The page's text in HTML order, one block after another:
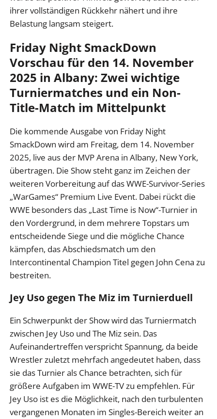
ihrer vollständigen Rückkehr nähert und ihre
Belastung langsam steigert.
Friday Night SmackDown
Vorschau für den 14. November
2025 in Albany: Zwei wichtige
Turniermatches und ein Non-
Title-Match im Mittelpunkt
Die kommende Ausgabe von Friday Night
SmackDown wird am Freitag, dem 14. November
2025, live aus der MVP Arena in Albany, New York,
übertragen. Die Show steht ganz im Zeichen der
weiteren Vorbereitung auf das WWE-Survivor-Series
„WarGames“ Premium Live Event. Dabei rückt die
WWE besonders das „Last Time is Now“-Turnier in
den Vordergrund, in dem mehrere Topstars um
entscheidende Siege und die mögliche Chance
kämpfen, das Abschiedsmatch um den
Intercontinental Champion Titel gegen John Cena zu
bestreiten.
Jey Uso gegen The Miz im Turnierduell
Ein Schwerpunkt der Show wird das Turniermatch
zwischen Jey Uso und The Miz sein. Das
Aufeinandertreffen verspricht Spannung, da beide
Wrestler zuletzt mehrfach angedeutet haben, dass
sie das Turnier als Chance betrachten, sich für
größere Aufgaben im WWE-TV zu empfehlen. Für
Jey Uso ist es die Möglichkeit, nach den turbulenten
vergangenen Monaten im Singles-Bereich weiter an